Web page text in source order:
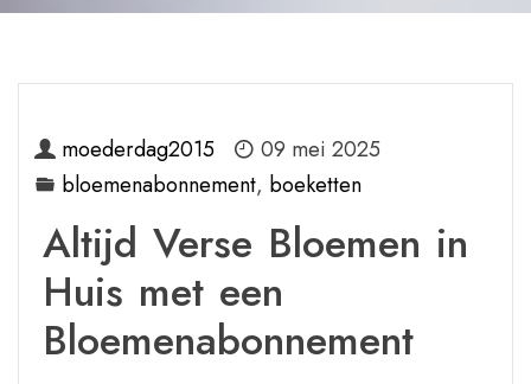
moederdag2015
09 mei 2025
bloemenabonnement, boeketten
Altijd Verse Bloemen in
Huis met een
Bloemenabonnement